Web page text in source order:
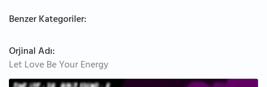
Benzer Kategoriler:
Orjinal Adı:
Let Love Be Your Energy